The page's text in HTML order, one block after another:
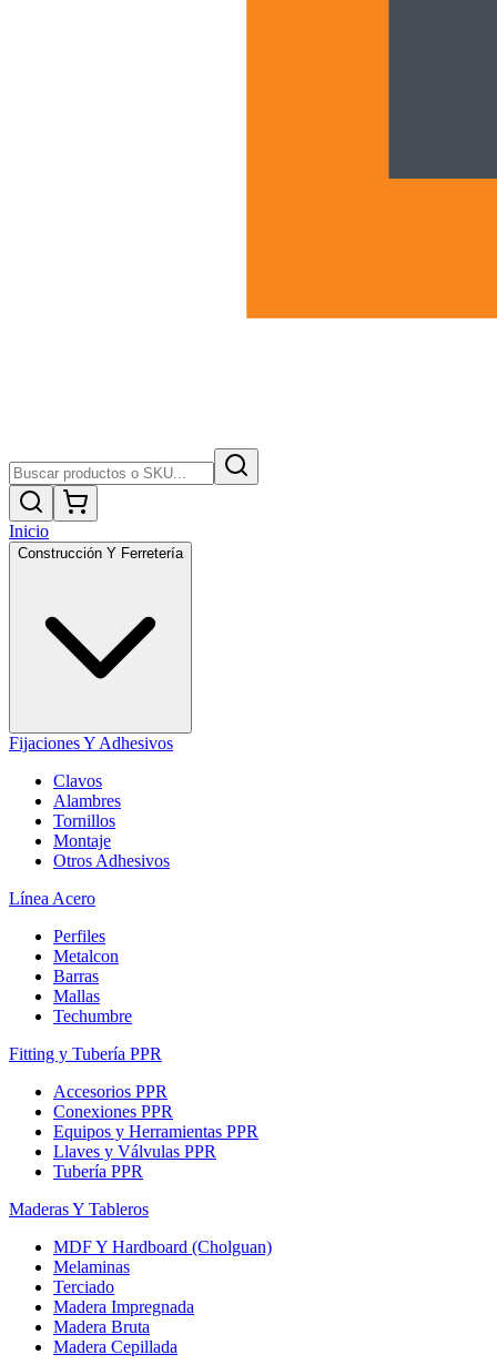
Inicio
Construcción Y Ferretería
Fijaciones Y Adhesivos
Clavos
Alambres
Tornillos
Montaje
Otros Adhesivos
Línea Acero
Perfiles
Metalcon
Barras
Mallas
Techumbre
Fitting y Tubería PPR
Accesorios PPR
Conexiones PPR
Equipos y Herramientas PPR
Llaves y Válvulas PPR
Tubería PPR
Maderas Y Tableros
MDF Y Hardboard (Cholguan)
Melaminas
Terciado
Madera Impregnada
Madera Bruta
Madera Cepillada